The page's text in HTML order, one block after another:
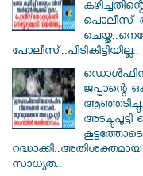
പൊലീസ്
പോലീസ്..പിടികിട്ടിയില്ല..
ഡൊൾഫിൻ
ജപ്പാന്റെ
കൂട്ടത്തോടെ
സാധ്യത..